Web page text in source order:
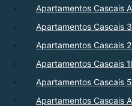
Apartamentos Cascais
Apartamentos Cascais
Apartamentos Cascais
Apartamentos Cascais
Apartamentos Cascais
Apartamentos Cascais